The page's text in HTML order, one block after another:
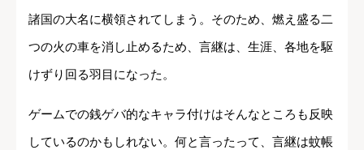
諸国の大名に横領されてしまう。そのため、燃え盛る二
つの火の車を消し止めるため、言継は、生涯、各地を駆
けずり回る羽目になった。
ゲームでの銭ゲバ的なキャラ付けはそんなところも反映
しているのかもしれない。何と言ったって、言継は蚊帳